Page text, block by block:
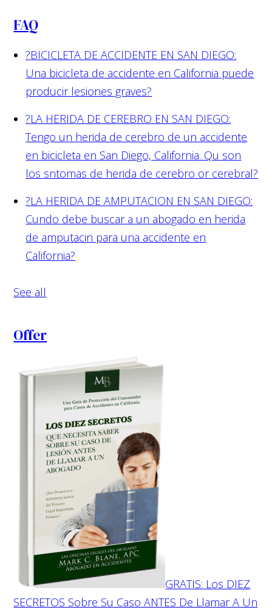
FAQ
?BICICLETA DE ACCIDENTE EN SAN DIEGO:
Una bicicleta de accidente en California puede
producir lesiones graves?
?LA HERIDA DE CEREBRO EN SAN DIEGO:
Tengo un herida de cerebro de un accidente
en bicicleta en San Diego, California. Qu son
los sntomas de herida de cerebro or cerebral?
?LA HERIDA DE AMPUTACION EN SAN DIEGO:
Cundo debe buscar a un abogado en herida
de amputacin para una accidente en
California?
See all
Offer
GRATIS: Los DIEZ
SECRETOS Sobre Su Caso ANTES De Llamar A Un